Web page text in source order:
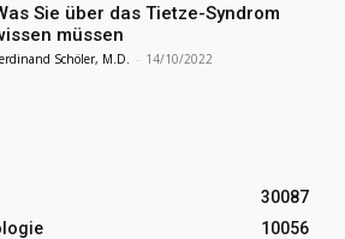
Sie über das Tietze-Syndrom
müssen
Schöler, M.D. - 14/10/2022
30087
10056